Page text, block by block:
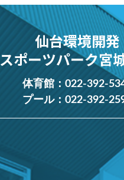
仙台環境開発
スポーツパーク宮
体育館： 022-392-
プール： 022-392-